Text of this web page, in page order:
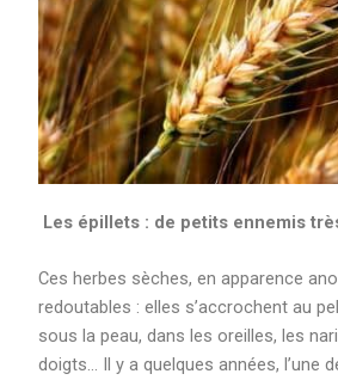
Les épillets : de petits ennemis
Ces herbes sèches, en apparence
redoutables : elles s’accrochent au
sous la peau, dans les oreilles, les
doigts… Il y a quelques années, l’une